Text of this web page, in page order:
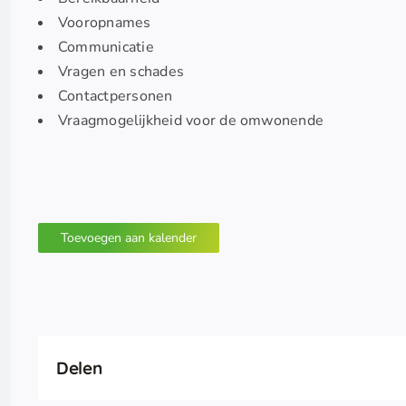
Vooropnames
Communicatie
Vragen en schades
Contactpersonen
Vraagmogelijkheid voor de omwonende
Toevoegen aan kalender
Delen